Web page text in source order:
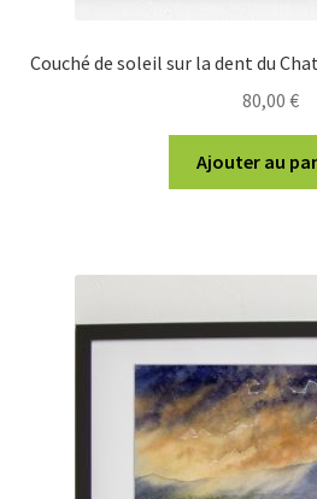
Couché de soleil sur la dent du
80,00 €
Ajouter au